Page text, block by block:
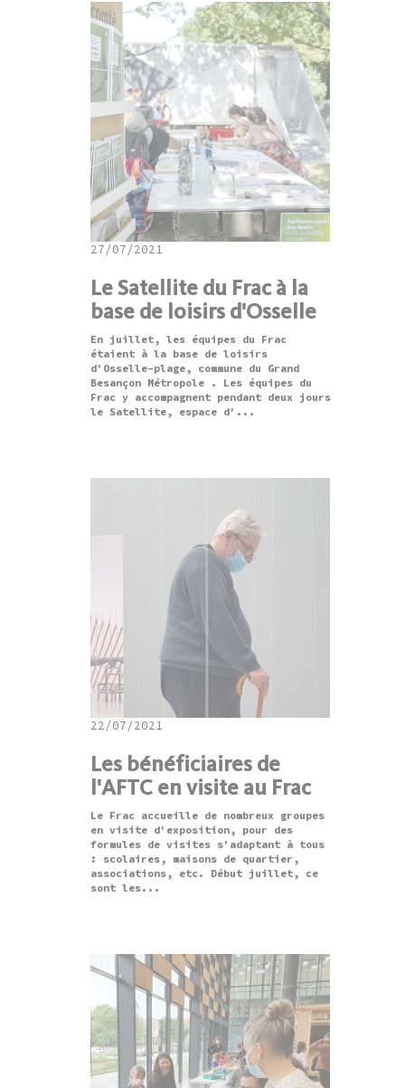
27/07/2021
Le Satellite du Frac à la
base de loisirs d'Osselle
En juillet, les équipes du Frac
étaient à la base de loisirs
d'Osselle-plage, commune du Grand
Besançon Métropole . Les équipes du
Frac y accompagnent pendant deux jours
le Satellite, espace d'...
22/07/2021
Les bénéficiaires de
l'AFTC en visite au Frac
Le Frac accueille de nombreux groupes
en visite d'exposition, pour des
formules de visites s'adaptant à tous
: scolaires, maisons de quartier,
associations, etc. Début juillet, ce
sont les...